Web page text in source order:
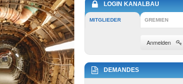
LOGIN KANALBAU
MITGLIEDER GREMIEN
Anmelden
DEMANDES